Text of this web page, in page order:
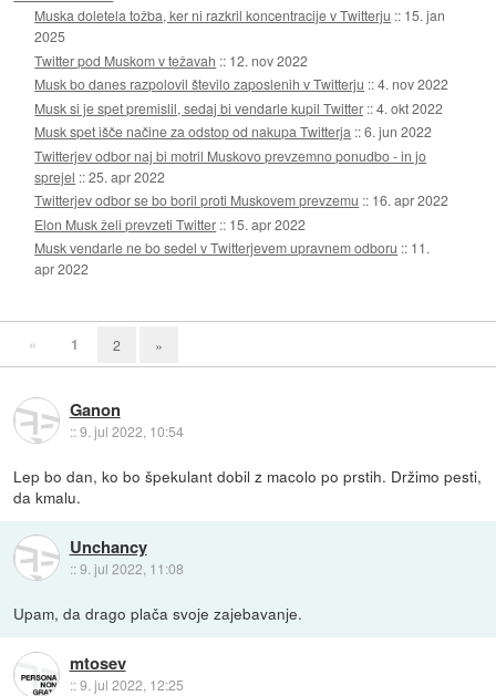
Muska doletela tožba, ker ni razkril koncentracije v Twitterju :: 15. jan
2025
Twitter pod Muskom v težavah :: 12. nov 2022
Musk bo danes razpolovil število zaposlenih v Twitterju ::4. nov 2022
Musk si je spet premislil, sedaj bi vendarle kupil Twitter ::4. okt 2022
Musk spet išče načine za odstop od nakupa Twitterja ::6. jun 2022
Twitterjev odbor naj bi motril Muskovo prevzemno ponudbo - in jo
sprejel ::25. apr 2022
Twitterjev odbor se bo boril proti Muskovem prevzemu :: 16. apr 2022
Elon Musk želi prevzeti Twitter :: 15. apr 2022
Musk vendarle ne bo sedel v Twitterjevem upravnem odboru :: 11.
apr 2022
« 1 2 »
Ganon
::9. jul 2022, 10:54
Lep bo dan, ko bo špekulant dobil z macolo po prstih. Držimo pesti,
da kmalu.
Unchancy
::9. jul 2022, 11:08
Upam, da drago plača svoje zajebavanje.
mtosev
::9. jul 2022, 12:25